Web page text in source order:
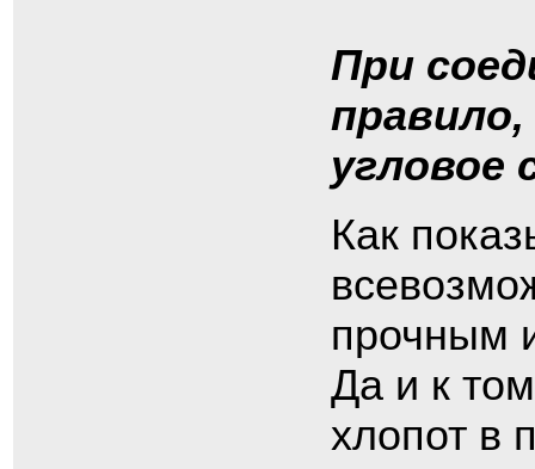
При
угловое
Как
прочным
Да и к
хлопот в